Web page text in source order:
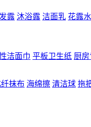
露 沐浴露 洁面乳 花露水
洁面巾 平板卫生纸 厨
抹布 海绵擦 清洁球 拖